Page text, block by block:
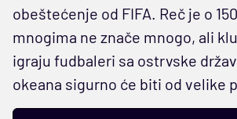
obeštećenje od FIFA. Reč je o
mnogima ne znače mnogo, ali
igraju fudbaleri sa ostrvske
okeana sigurno će biti od velike